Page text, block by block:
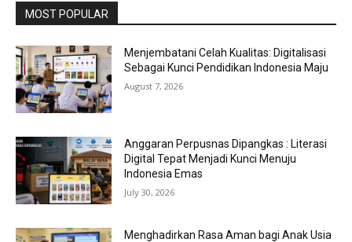
MOST POPULAR
Menjembatani Celah Kualitas: Digitalisasi
Sebagai Kunci Pendidikan Indonesia Maju
August 7, 2026
Anggaran Perpusnas Dipangkas : Literasi
Digital Tepat Menjadi Kunci Menuju
Indonesia Emas
July 30, 2026
Menghadirkan Rasa Aman bagi Anak Usia